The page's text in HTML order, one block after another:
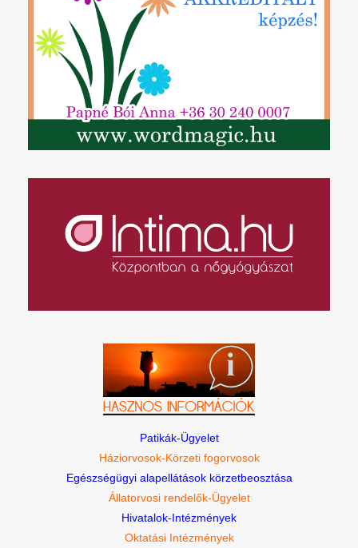
Patikák-Ügyelet
Háziorvosok-Körzeti fogorvosok
Egészségügyi alapellátások körzetbeosztása
Állatorvosi rendelők-Ügyelet
Hivatalok-Intézmények
Oktatási Intézmények